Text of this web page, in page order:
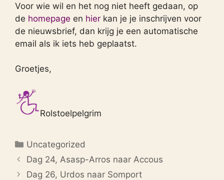
Voor wie wil en het nog niet heeft gedaan, op
de homepage en hier kan je je inschrijven voor
de nieuwsbrief, dan krijg je een automatische
email als ik iets heb geplaatst.
Groetjes,
Rolstoelpelgrim
Categorieën
Uncategorized
Dag 24, Asasp-Arros naar Accous
Dag 26, Urdos naar Somport